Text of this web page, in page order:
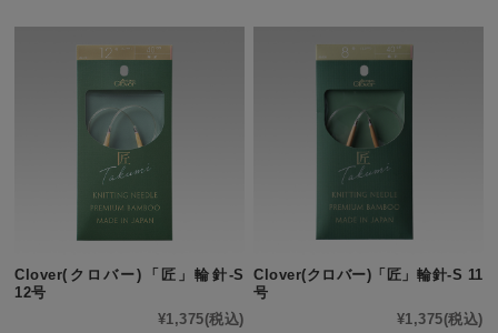
Clover(クロバー)「匠」輪針-S
12号
¥1,375(税込)
Clover(クロバー)「匠」輪針-S 11
号
¥1,375(税込)